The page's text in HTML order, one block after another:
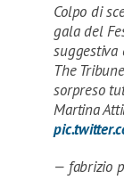
Colpo di
gala del
suggestiva
The
sorpreso
Martina
— fabrizio